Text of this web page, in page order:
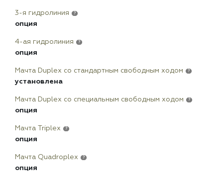
3-я гидролиния ?
опция
4-ая гидролиния ?
опция
Мачта Duplex сo стандартным свободным ходом ?
установлена
Мачта Duplex со специальным свободным ходом ?
опция
Мачта Triplex ?
опция
Мачта Quadroplex ?
опция